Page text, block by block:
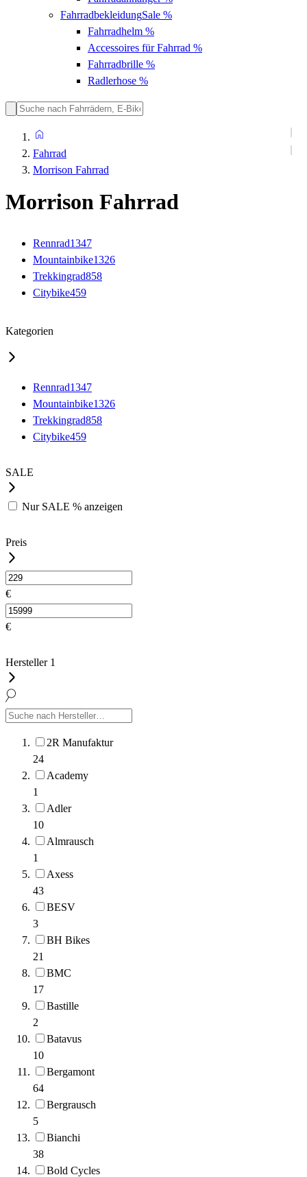
FahrradbekleidungSale %
Fahrradhelm %
Accessoires für Fahrrad %
Fahrradbrille %
Radlerhose %
Fahrrad
Morrison Fahrrad
Morrison Fahrrad
Rennrad1347
Mountainbike1326
Trekkingrad858
Citybike459
Kategorien
Rennrad1347
Mountainbike1326
Trekkingrad858
Citybike459
SALE
Nur SALE % anzeigen
Preis
€
€
Hersteller 1
2R Manufaktur
24
Academy
1
Adler
10
Almrausch
1
Axess
43
BESV
3
BH Bikes
21
BMC
17
Bastille
2
Batavus
10
Bergamont
64
Bergrausch
5
Bianchi
38
Bold Cycles